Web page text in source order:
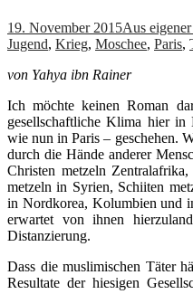
19. November 2015Aus
Jugend, Krieg, Moschee, Paris,
von Yahya ibn Rainer
Ich möchte keinen Roman
gesellschaftliche Klima hier
wie nun in Paris – geschehen.
durch die Hände anderer
Christen metzeln
metzeln in Syrien, Schiiten
in Nordkorea, Kolumbien und
erwartet von ihnen
Distanzierung.
Dass die muslimischen Täter
Resultate der hiesigen